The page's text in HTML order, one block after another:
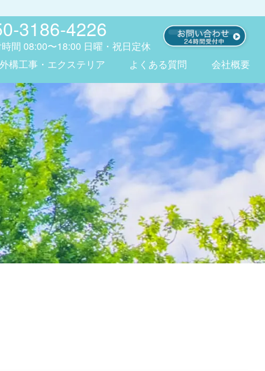
3186-4226
時間08:00〜18:00 日曜・祝日定休
外構工事・エクステリア よくある質問 会社概要